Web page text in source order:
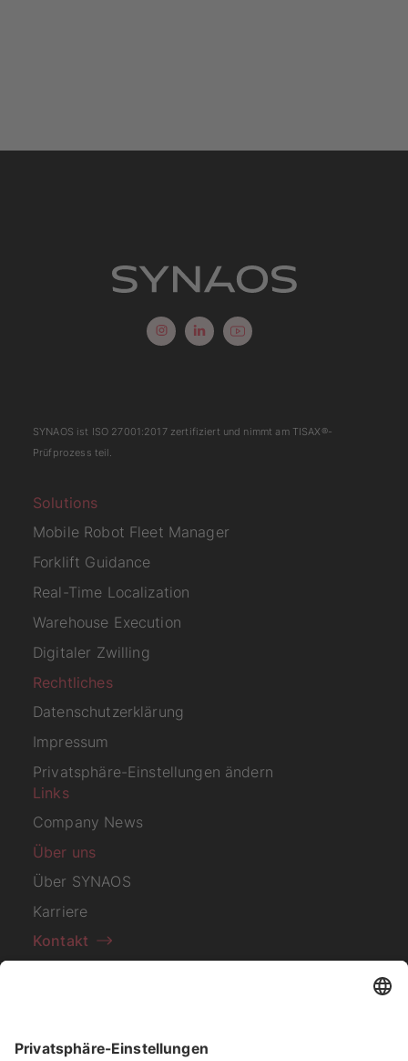
Solutions
Mobile Robot Fleet Manager
Forklift Guidance
Real-Time Localization
Warehouse Execution
Digitaler Zwilling
Rechtliches
Datenschutzerklärung
Impressum
Privatsphäre-Einstellungen ändern
Links
Company News
Über uns
Über SYNAOS
Karriere
Kontakt
Abonnieren Sie unseren
SYNAOS ist ISO 27001:2017zertifiziert und nimmt am TISAX®-
Prüfprozess teil.